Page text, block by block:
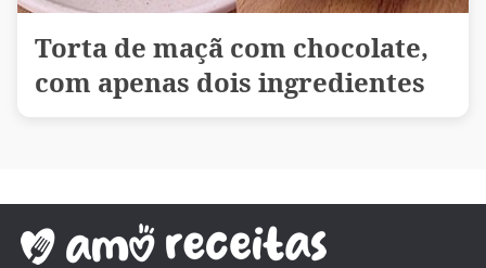
Torta de maçã com chocolate,
com apenas dois ingredientes